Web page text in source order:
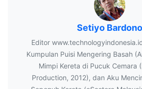
Setiyo Bardono
Editor
Kumpulan Puisi Mengering Basah
Mimpi Kereta di Pucuk Cemara
Production, 2012), dan Aku